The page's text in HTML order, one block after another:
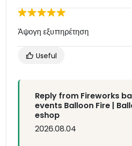
Άψογη εξυπηρέτηση
Useful
Reply from Fireworks
events Balloon Fire |
eshop
2026.08.04